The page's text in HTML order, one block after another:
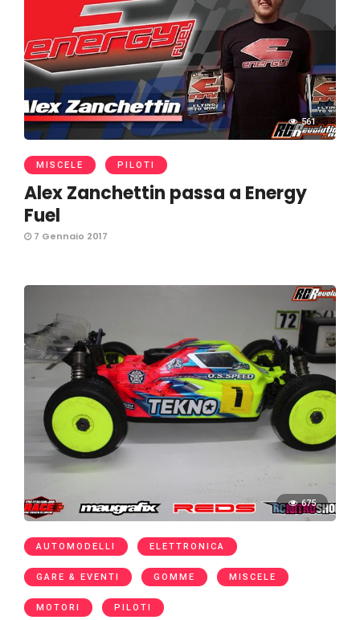
561
MISCELE PILOTI
Alex Zanchettin passa a Energy
Fuel
7 Gennaio 2017
675
AUTOMODELLI ELETTRONICA
GARE & EVENTI GOMME MISCELE
MOTORI PILOTI